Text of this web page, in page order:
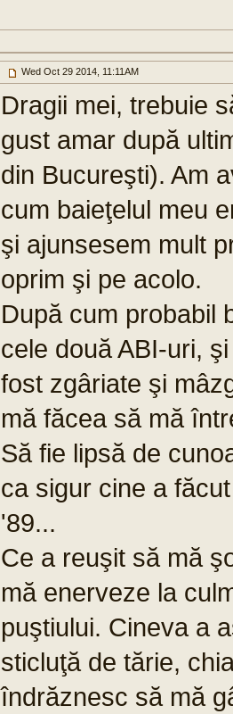
Wed Oct 29 2014, 11:11AM
Dragii mei, trebuie
gust amar după
din Bucureşti). Am
cum baieţelul meu
şi ajunsesem mult
oprim şi pe acolo.
După cum probabil
cele două ABI-uri,
fost zgâriate şi
mă făcea să mă
Să fie lipsă de
ca sigur cine a
'89...
Ce a reuşit să mă
mă enerveze la
puştiului. Cineva a
sticluţă de tărie,
îndrăznesc să mă